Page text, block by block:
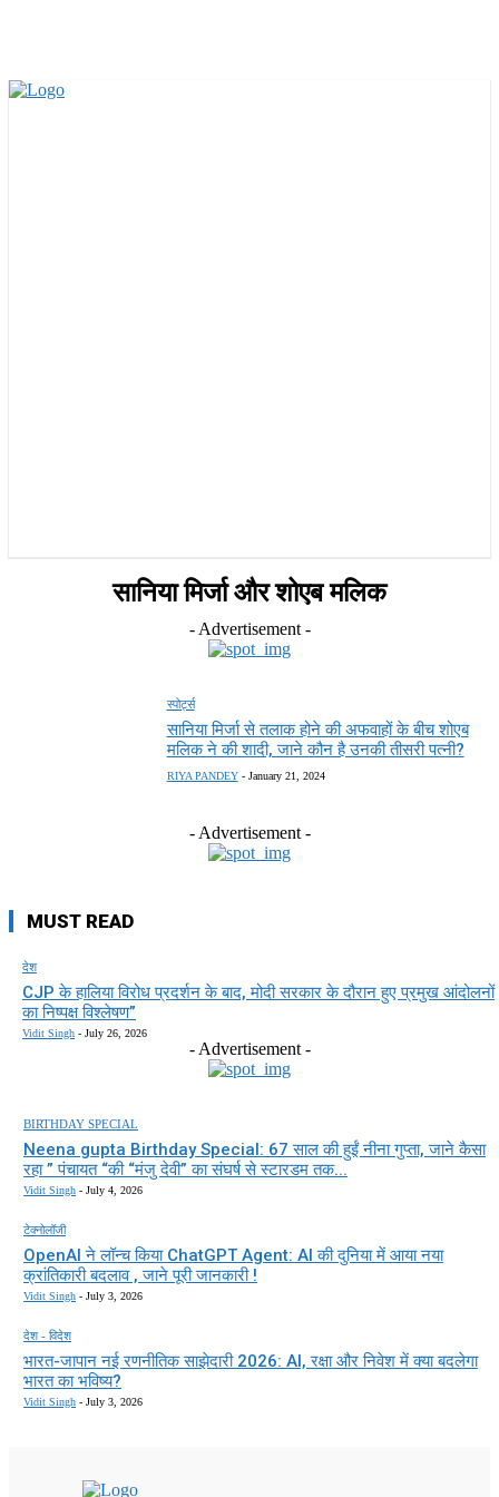
सानिया मिर्जा और शोएब मलिक
- Advertisement -
स्पोर्ट्स
सानिया मिर्जा से तलाक होने की अफवाहों के बीच शोएब
मलिक ने की शादी, जाने कौन है उनकी तीसरी पत्नी?
RIYA PANDEY - January 21, 2024
- Advertisement -
MUST READ
देश
CJP के हालिया विरोध प्रदर्शन के बाद, मोदी सरकार के दौरान हुए प्रमुख आंदोलनों
का निष्पक्ष विश्लेषण”
Vidit Singh - July 26, 2026
- Advertisement -
BIRTHDAY SPECIAL
Neena gupta Birthday Special: 67 साल की हुईं नीना गुप्ता, जाने कैसा
रहा ” पंचायत “की “मंजु देवी” का संघर्ष से स्टारडम तक...
Vidit Singh - July 4, 2026
टेक्नोलॉजी
OpenAI ने लॉन्च किया ChatGPT Agent: AI की दुनिया में आया नया
क्रांतिकारी बदलाव , जाने पूरी जानकारी !
Vidit Singh - July 3, 2026
देश - विदेश
भारत-जापान नई रणनीतिक साझेदारी 2026: AI, रक्षा और निवेश में क्या बदलेगा
भारत का भविष्य?
Vidit Singh - July 3, 2026